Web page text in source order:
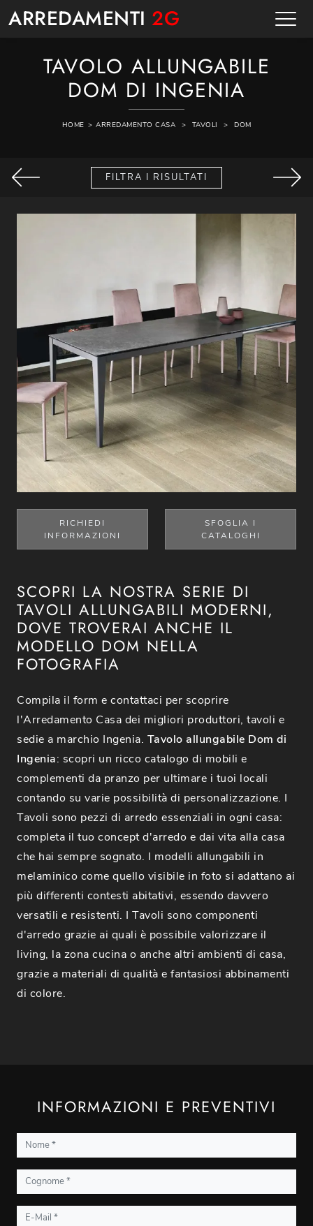
ARREDAMENTI 2G
TAVOLO ALLUNGABILE
DOM DI INGENIA
HOME > ARREDAMENTO CASA > TAVOLI > DOM
FILTRA I RISULTATI
RICHIEDI
INFORMAZIONI
SFOGLIA I
CATALOGHI
SCOPRI LA NOSTRA SERIE DI
TAVOLI ALLUNGABILI MODERNI,
DOVE TROVERAI ANCHE IL
MODELLO DOM NELLA
FOTOGRAFIA
Compila il form e contattaci per scoprire
l'Arredamento Casa dei migliori produttori, tavoli e
sedie a marchio Ingenia. Tavolo allungabile Dom di
Ingenia: scopri un ricco catalogo di mobili e
complementi da pranzo per ultimare i tuoi locali
contando su varie possibilità di personalizzazione. I
Tavoli sono pezzi di arredo essenziali in ogni casa:
completa il tuo concept d'arredo e dai vita alla casa
che hai sempre sognato. I modelli allungabili in
melaminico come quello visibile in foto si adattano ai
più differenti contesti abitativi, essendo davvero
versatili e resistenti. I Tavoli sono componenti
d'arredo grazie ai quali è possibile valorizzare il
living, la zona cucina o anche altri ambienti di casa,
grazie a materiali di qualità e fantasiosi abbinamenti
di colore.
INFORMAZIONI E PREVENTIVI